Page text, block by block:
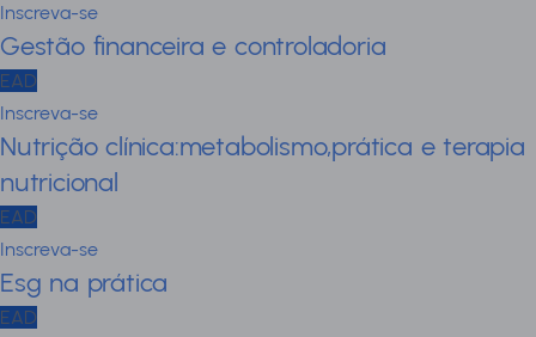
Inscreva-se
Gestão financeira e controladoria
EAD
Inscreva-se
Nutrição clínica:metabolismo,prática e terapia
nutricional
EAD
Inscreva-se
Esg na prática
EAD